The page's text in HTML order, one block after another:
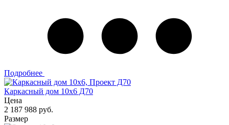
Подробнее
Каркасный дом 10х6 Д70
Цена
2 187 988 руб.
Размер